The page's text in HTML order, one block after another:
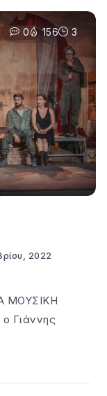
0 156 3
2022
ΜΟΥΣΙΚΗ
Γιάννης